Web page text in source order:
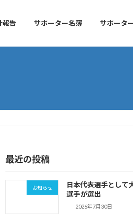
報告 サポーター名簿 サポータ
最近の投稿
お知らせ
日本代表選手として
選手が選出
2026年7月30日